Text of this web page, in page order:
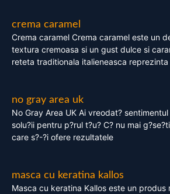
crema caramel
Crema caramel Crema caramel este un
textura cremoasa si un gust dulce si
reteta traditionala italieneasca
no gray area uk
No Gray Area UK Ai vreodat?
solu?ii pentru p?rul t?u? C? nu mai
care s?-?i ofere rezultatele
masca cu keratina kallos
Masca cu keratina Kallos este un produs